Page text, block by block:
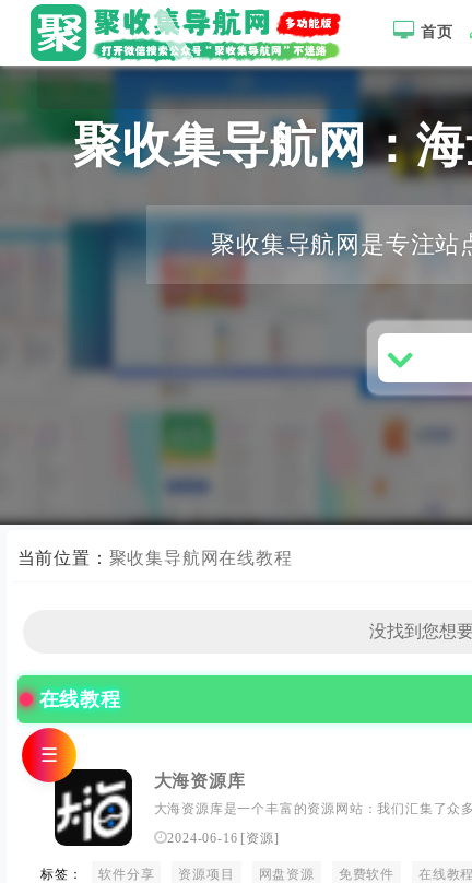
首页
聚收集导航网：
聚收集导航网是专注站
当前位置： 聚收集导航网在线教程
在线教程
大海资源库
大海资源库是一个丰富的资源网站：我们汇集了众
盘资源，涵盖了操作系统、设计软件、办公软件、
您在这里一站式解决各种问题。完全免费：为了让
们的全站资源均为免费分享，您无需花费任何费用
2024-06-16 [资源]
标签： 软件分享 资源项目 网盘资源 免费软件 在线教程
☰